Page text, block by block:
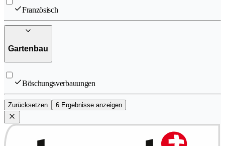
Französisch
Gartenbau
Böschungsverbauungen
Zurücksetzen 6 Ergebnisse anzeigen